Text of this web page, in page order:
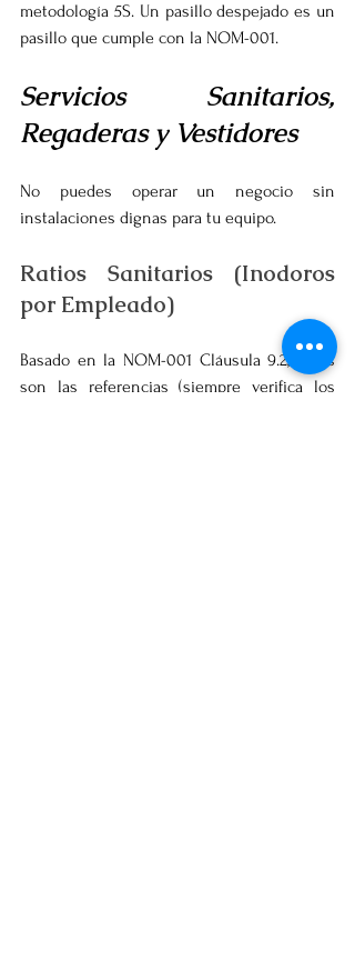
metodología 5S. Un pasillo despejado es un
pasillo que cumple con la NOM-001.
Servicios Sanitarios,
Regaderas y Vestidores
No puedes operar un negocio sin
instalaciones dignas para tu equipo.
Ratios Sanitarios (Inodoros
por Empleado)
Basado en la NOM-001 Cláusula 9.2, estas
son las referencias (siempre verifica los